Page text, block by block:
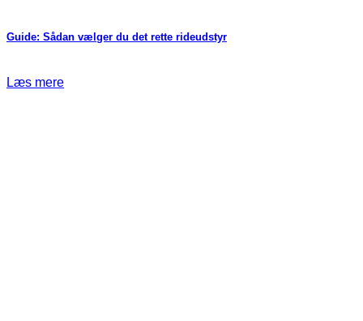
Guide: Sådan vælger du det rette rideudstyr
Læs mere